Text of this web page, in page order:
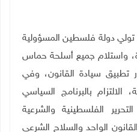
دولة فلسطين المسؤولية
واستلام جميع أسلحة حماس
تطبيق سيادة القانون، وفي
الالتزام بالبرنامج السياسي
الفلسطينية والشرعية
الواحد والسلاح الشرعي